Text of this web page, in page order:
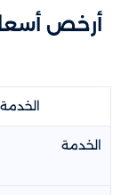
أرخص
الخدمة
الخدمة